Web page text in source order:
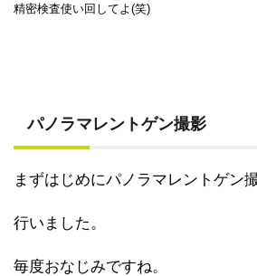
精密検査使い回してよ(笑)
パノラマレントゲン撮影
まずはじめにパノラマレントゲン
行いました。
毎度おなじみですね。